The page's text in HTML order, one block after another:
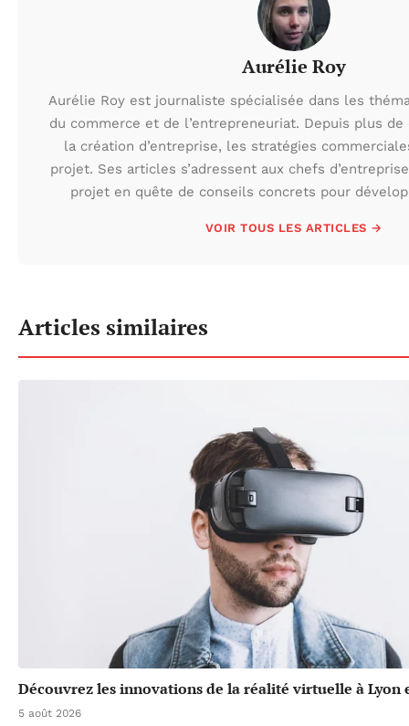
Aurélie Roy
Aurélie Roy est journaliste spécialisée dans les
du commerce et de l’entrepreneuriat. Depuis plus
la création d’entreprise, les stratégies
projet. Ses articles s’adressent aux chefs
projet en quête de conseils concrets pour
VOIR TOUS LES ARTICLES →
Articles similaires
Découvrez les innovations de la réalité virtuelle à Lyon
5 août 2026